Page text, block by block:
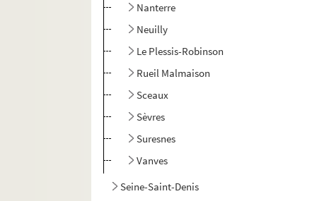
Nanterre
Neuilly
Le Plessis-Robinson
Rueil Malmaison
Sceaux
Sèvres
Suresnes
Vanves
Seine-Saint-Denis